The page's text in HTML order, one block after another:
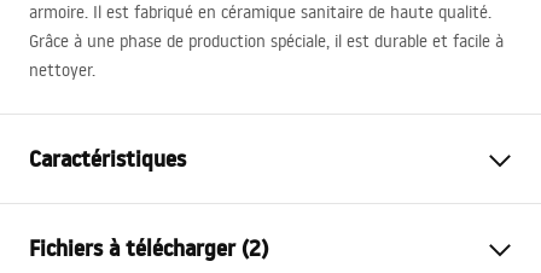
armoire. Il est fabriqué en céramique sanitaire de haute qualité.
Grâce à une phase de production spéciale, il est durable et facile à
nettoyer.
Caractéristiques
Matériel
Fichiers à télécharger (2)